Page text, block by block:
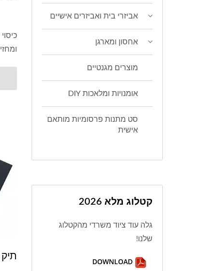
תיק 3 קוצים
אביזרי בית ואביזרים אישיים
אחסון ומארגן
מוצרים מגנטיים
אומנויות ומלאכות DIY
סט מתנות פרסומיות מותאם
אישית
קטלוג מלא 2026
גלה עוד ציוד משרדי מהקטלוג
שלנו!